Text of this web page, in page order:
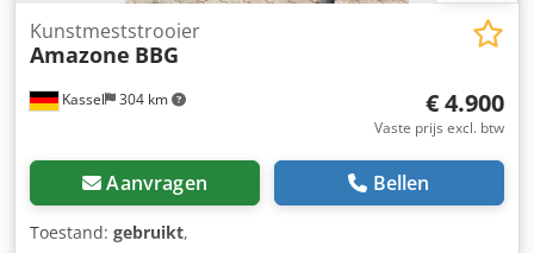
Kassel 304 km
Kunstmeststrooier
Amazone BBG
€ 4.900
Vaste prijs excl. btw
Aanvragen Bellen
Toestand: gebruikt,